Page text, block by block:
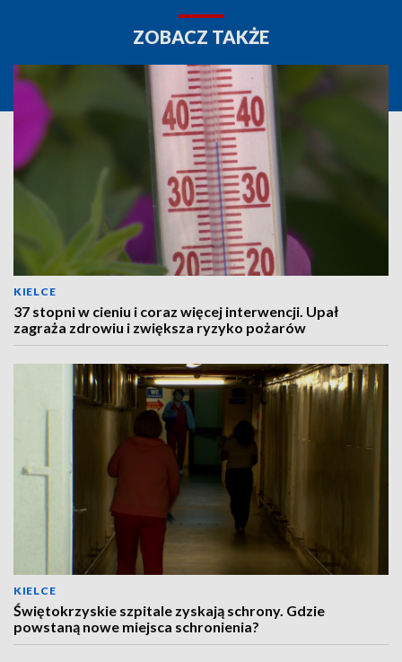
ZOBACZ TAKŻE
KIELCE
37 stopni w cieniu i coraz więcej interwencji. Upał
zagraża zdrowiu i zwiększa ryzyko pożarów
KIELCE
Świętokrzyskie szpitale zyskają schrony. Gdzie
powstaną nowe miejsca schronienia?